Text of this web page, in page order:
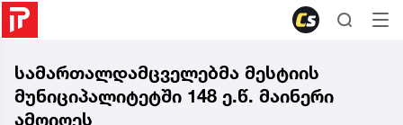
სამართალდამცველებმა მესტიის
მუნიციპალიტეტში 148 ე.წ. მაინერი
ამოიღეს